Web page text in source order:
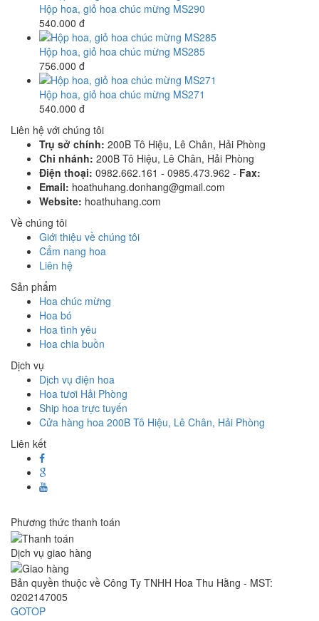
Hộp hoa, giỏ hoa chúc mừng MS290
540.000 đ
Hộp hoa, giỏ hoa chúc mừng MS285
756.000 đ
Hộp hoa, giỏ hoa chúc mừng MS271
540.000 đ
Liên hệ với chúng tôi
Trụ sở chính: 200B Tô Hiệu, Lê Chân, Hải Phòng
Chi nhánh: 200B Tô Hiệu, Lê Chân, Hải Phòng
Điện thoại: 0982.662.161 - 0985.473.962 - Fax:
Email: hoathuhang.donhang@gmail.com
Website: hoathuhang.com
Về chúng tôi
Giới thiệu về chúng tôi
Cẩm nang hoa
Liên hệ
Sản phẩm
Hoa chúc mừng
Hoa bó
Hoa tình yêu
Hoa chia buồn
Dịch vụ
Dịch vụ điện hoa
Hoa tươi Hải Phòng
Ship hoa trực tuyến
Cửa hàng hoa 200B Tô Hiệu, Lê Chân, Hải Phòng
Liên kết
Phương thức thanh toán
Dịch vụ giao hàng
Bản quyền thuộc về Công Ty TNHH Hoa Thu Hằng - MST:
0202147005
GOTOP